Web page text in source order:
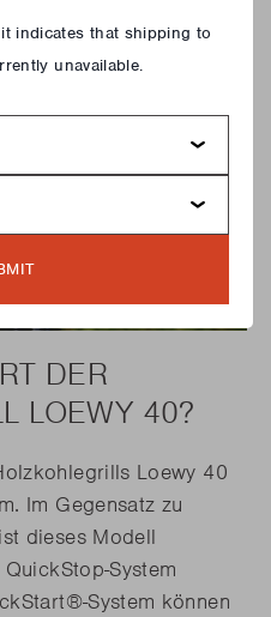
DER
LOEWY 40?
Loewy 40
Im Gegensatz zu
dieses Modell
System
System können
indicates that shipping to
unavailable.